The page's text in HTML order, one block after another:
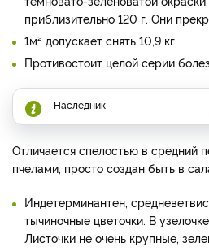
приблизительно 120 г. Они
1м² допускает снять 10,9 кг.
Противостоит целой серии
Наследник
Отличается спелостью в средний
пчелами, просто создан быть в
Индетерминантен,
тычиночные цветочки. В
Листочки не очень крупные,